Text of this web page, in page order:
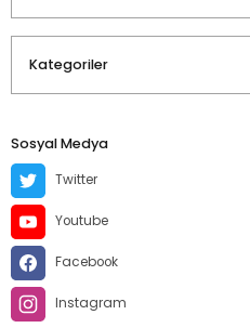
Kategoriler
Sosyal Medya
Twitter
Youtube
Facebook
Instagram